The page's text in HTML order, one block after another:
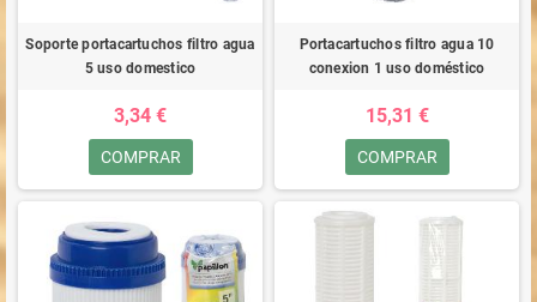
Soporte portacartuchos filtro agua
5 uso domestico
3,34 €
COMPRAR
Portacartuchos filtro agua 10
conexion 1 uso doméstico
15,31 €
COMPRAR